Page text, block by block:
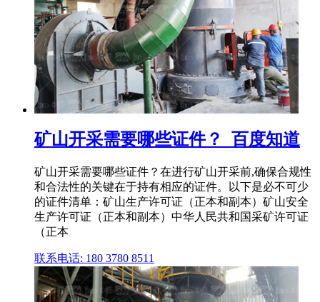
矿山开采需要哪些证件？_百度知道
矿山开采需要哪些证件？在进行矿山开采前,确保合规性
和合法性的关键在于持有相应的证件。以下是必不可少
的证件清单：矿山生产许可证（正本和副本）矿山安全
生产许可证（正本和副本）中华人民共和国采矿许可证
（正本
联系电话: 180 3780 8511